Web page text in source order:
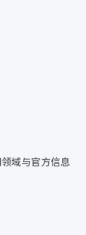
域与官方信息